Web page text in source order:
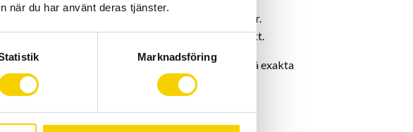
när du har använt deras tjänster.
Marknadsföring
Koppla in puls- och kadenssensorer.
Mäter kadens, hastighet och effekt.
för både vardagscyklister och entusiaster som vill få exakta
en problemfri träningsupplevelse.